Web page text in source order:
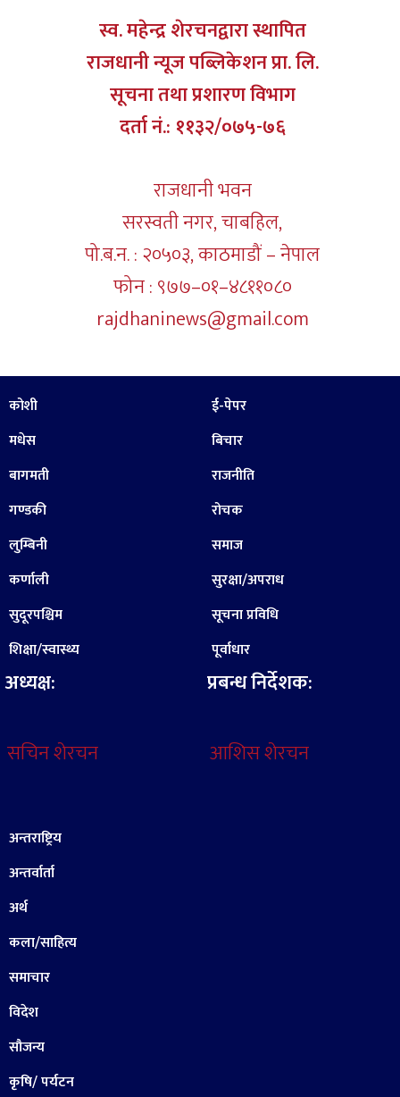
स्व. महेन्द्र शेरचनद्वारा स्थापित
राजधानी न्यूज पब्लिकेशन प्रा. लि.
सूचना तथा प्रशारण विभाग
दर्ता नं.: ११३२/०७५-७६
राजधानी भवन
सरस्वती नगर, चाबहिल,
पो.ब.न. : २०५०३, काठमाडौं – नेपाल
फोन : ९७७–०१–४८११०८०
rajdhaninews@gmail.com
कोशी
मधेस
बागमती
गण्डकी
लुम्बिनी
कर्णाली
सुदूरपश्चिम
शिक्षा/स्वास्थ्य
अध्यक्ष:
सचिन शेरचन
ई-पेपर
बिचार
राजनीति
रोचक
समाज
सुरक्षा/अपराध
सूचना प्रविधि
पूर्वाधार
प्रबन्ध निर्देशक:
आशिस शेरचन
अन्तराष्ट्रिय
अन्तर्वार्ता
अर्थ
कला/साहित्य
समाचार
विदेश
सौजन्य
कृषि/ पर्यटन